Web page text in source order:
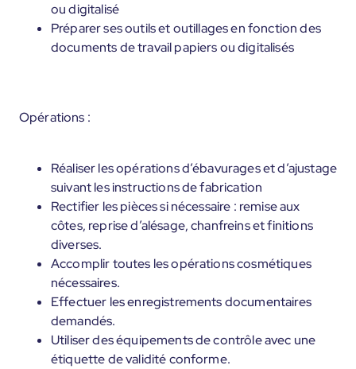
ou digitalisé
Préparer ses outils et outillages en fonction des
documents de travail papiers ou digitalisés
Opérations :
Réaliser les opérations d’ébavurages et d’ajustage
suivant les instructions de fabrication
Rectifier les pièces si nécessaire : remise aux
côtes, reprise d’alésage, chanfreins et finitions
diverses.
Accomplir toutes les opérations cosmétiques
nécessaires.
Effectuer les enregistrements documentaires
demandés.
Utiliser des équipements de contrôle avec une
étiquette de validité conforme.